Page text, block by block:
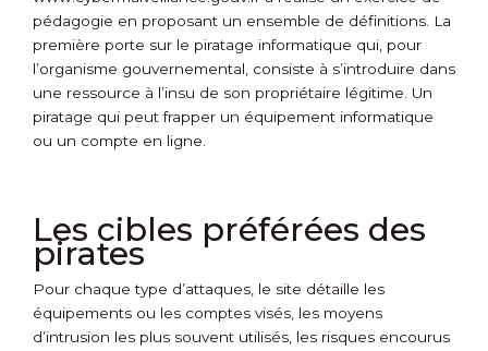
pédagogie en proposant un ensemble de définitions. La
première porte sur le piratage informatique qui, pour
l’organisme gouvernemental, consiste à s’introduire dans
une ressource à l’insu de son propriétaire légitime. Un
piratage qui peut frapper un équipement informatique
ou un compte en ligne.
Les cibles préférées des
pirates
Pour chaque type d’attaques, le site détaille les
équipements ou les comptes visés, les moyens
d’intrusion les plus souvent utilisés, les risques encourus